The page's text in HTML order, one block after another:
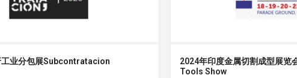
工业分包展Subcontratacion
2024年印度金属切割成型展览
Tools Show